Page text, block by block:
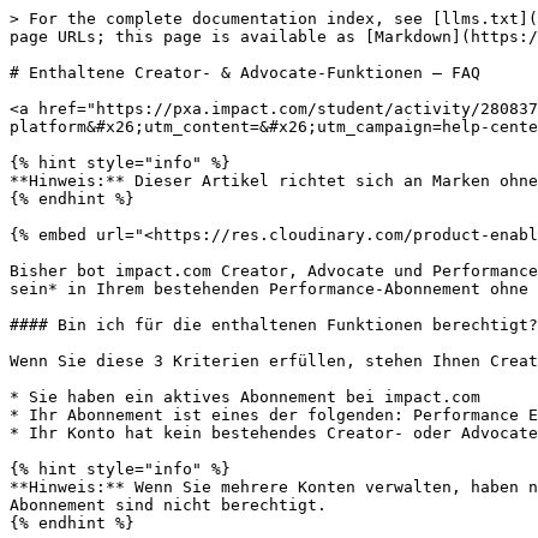
> For the complete documentation index, see [llms.txt](https://help.impact.com/llms.txt). Markdown versions of documentation pages are available by appending `.md` to page URLs; this page is available as [Markdown](https://help.impact.com/other/de/reference-documentation/included-creator-and-advocate-features-faq.md).

# Enthaltene Creator- & Advocate-Funktionen — FAQ

<a href="https://pxa.impact.com/student/activity/2808376?sid=0c0e3e5c-54c9-4435-9bee-ebcdccb7f292&#x26;sid_i=0?utm_source=app.impact.com&#x26;utm_medium=owned-platform&#x26;utm_content=&#x26;utm_campaign=help-center" class="button primary">Nehmen Sie am PXA-Kurs teil</a>

{% hint style="info" %}
**Hinweis:** Dieser Artikel richtet sich an Marken ohne bestehende bezahlte Abonnements mit Creator oder Advocate.
{% endhint %}

{% embed url="<https://res.cloudinary.com/product-enablement/video/upload/v1761906817/PXA%20Microlearnings/ubase-150-1_2.mp4>" %}

Bisher bot impact.com Creator, Advocate und Performance als separate Produkte mit einzelnen Abonnements an. Jetzt können Creator- und Advocate-Funktionen *enthalten sein* in Ihrem bestehenden Performance-Abonnement ohne zusätzliche Kosten.

#### Bin ich für die enthaltenen Funktionen berechtigt?

Wenn Sie diese 3 Kriterien erfüllen, stehen Ihnen Creator und Advocate jetzt zur Verfügung:

* Sie haben ein aktives Abonnement bei impact.com
* Ihr Abonnement ist eines der folgenden: Performance Essentials, Performance Pro, Performance Enterprise oder Lead Gen
* Ihr Konto hat kein bestehendes Creator- oder Advocate-Programm bzw. kein entsprechendes Abonnement

{% hint style="info" %}
**Hinweis:** Wenn Sie mehrere Konten verwalten, haben nur das Konto mit einem aktiven bezahlten Abonnement Zugriff auf die enthaltenen Funktionen. Konten ohne Abonnement sind nicht berechtigt.
{% endhint %}

#### Wie kann ich loslegen?

Siehe [Erste Schritte mit den enthaltenen Creator- und Advocate-Funktionen](/other/de/reference-documentation/get-started-with-included-creator-and-advocate-features.md) für detaillierte Einrichtungsschritte basierend auf Ihrer Edition.

#### Was ist, wenn ich bereits für Creator oder Advocate zahle?

Wenn Sie bereits einen bezahlten Creator- oder Advocate-Plan haben, müssen Sie im Moment nichts tun. Sie behalten alle Ihre aktuellen Funktionen und Preise für die Dauer Ihres Vertrags.

Wenn es Zeit ist, Ihren Vertrag mit impact.com zu verlängern, prüfen wir Ihr Konto und empfehlen den Plan, der am besten zu Ihren Anforderungen passt. Bis dahin erwarten Sie bitte keine Änderungen an Ihren Preisen.

#### Was ist in der Premium-Version enthalten?

Premium gibt Ihnen Zugriff auf mehrere Creator- und Advocate-Programme, Sonderfunktionen und die neuesten Releases.

{% tabs %}
{% tab title="Creator Premium" %}

|                                     |